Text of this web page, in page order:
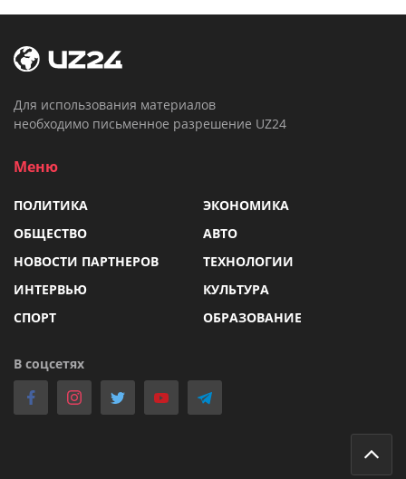
Для использования материалов
необходимо письменное разрешение UZ24
Меню
ПОЛИТИКА
ЭКОНОМИКА
ОБЩЕСТВО
АВТО
НОВОСТИ ПАРТНЕРОВ
ТЕХНОЛОГИИ
ИНТЕРВЬЮ
КУЛЬТУРА
СПОРТ
ОБРАЗОВАНИЕ
В соцсетях